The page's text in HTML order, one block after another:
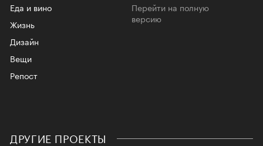
Еда и вино
Жизнь
Дизайн
Вещи
Репост
Перейти на полную
версию
ДРУГИЕ ПРОЕКТЫ